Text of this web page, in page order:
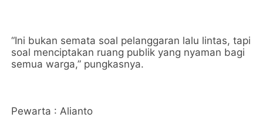
“Ini bukan semata soal pelanggaran lalu lintas, tapi
soal menciptakan ruang publik yang nyaman bagi
semua warga,” pungkasnya.
Pewarta : Alianto